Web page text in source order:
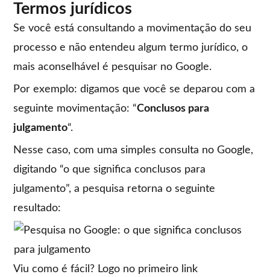
Termos jurídicos
Se você está consultando a movimentação do seu
processo e não entendeu algum termo jurídico, o
mais aconselhável é pesquisar no Google.
Por exemplo: digamos que você se deparou com a
seguinte movimentação: “Conclusos para
julgamento“.
Nesse caso, com uma simples consulta no Google,
digitando “o que significa conclusos para
julgamento”, a pesquisa retorna o seguinte
resultado:
Viu como é fácil? Logo no primeiro link